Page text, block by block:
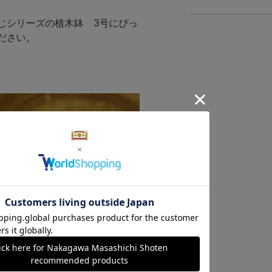
シリーズの植木鉢 3号にぴっ
い。